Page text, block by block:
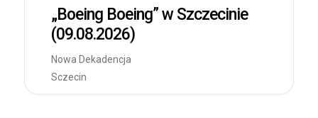
„Boeing Boeing” w Szczecinie
(09.08.2026)
Nowa Dekadencja
Sczecin